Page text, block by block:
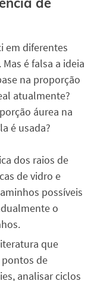
em diferentes
é falsa a ideia
na proporção
atualmente?
áurea na
é usada?
dos raios de
de vidro e
possíveis
o
que
de
analisar ciclos